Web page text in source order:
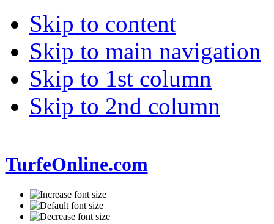
Skip to content
Skip to main navigation
Skip to 1st column
Skip to 2nd column
TurfeOnline.com